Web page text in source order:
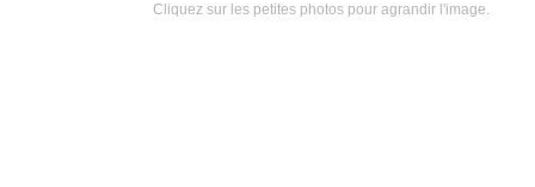
Cliquez sur les petites photos pour agrandir l'image.